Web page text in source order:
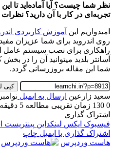
نظر شما چیست؟ آیا آماده‌اید تا
تجربه‌ای در کار با آن دارید؟ نظرات
امیدواریم این آموزش کاربردی
روی اندروید برای شما عزیزان
راهکاری برای نصب سیستم عامل
آسانتر بلدید میتوانید آن را در
شما این مقاله بروزرسانی گردد.
کپی
سعید زارعین ارسال به ایمیل نوامبر 23, 2024
0
زمان تقریبی مطالعه 5 دقیقه
اشتراک گذاری
فیسبوک ایکس لینکداین پینتریست
اشتراک گذاری با ایمیل چاپ
هاست وردپرس